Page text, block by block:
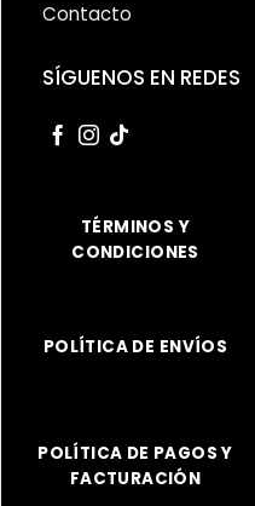
Contacto
SÍGUENOS EN REDES
TÉRMINOS Y
CONDICIONES
POLÍTICA DE ENVÍOS
POLÍTICA DE PAGOS Y
FACTURACIÓN